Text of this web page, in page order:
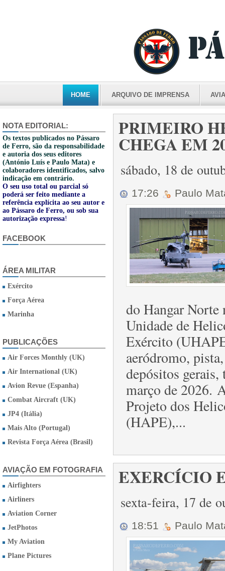
HOME ARQUIVO DE IMPRENSA
NOTA EDITORIAL:
Os textos publicados no Pássaro
de Ferro, são da responsabilidade
e autoria dos seus editores
(António Luís e Paulo Mata) e
colaboradores identificados, salvo
indicação em contrário.
O seu uso total ou parcial só
poderá ser feito mediante a
referência explícita ao seu autor e
ao Pássaro de Ferro, ou sob sua
autorização expressa!
FACEBOOK
ÁREA MILITAR
Exército
Força Aérea
Marinha
PUBLICAÇÕES
Air Forces Monthly (UK)
Air International (UK)
Avion Revue (Espanha)
Combat Aircraft (UK)
JP4 (Itália)
Mais Alto (Portugal)
Revista Força Aérea (Brasil)
AVIAÇÃO EM FOTOGRAFIA
Airfighters
Airliners
Aviation Corner
JetPhotos
My Aviation
Plane Pictures
PRIMEIRO
CHEGA EM
sábado, 18 de
17:26 Paulo
do Hangar Norte
Unidade de
Exército
aeródromo,
depósitos
março de 2026.
Projeto dos
(HAPE),...
EXERCÍCIO
sexta-feira, 17 de
18:51 Paulo